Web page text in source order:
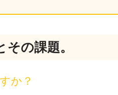
実践トレーニン
の課題。
か？